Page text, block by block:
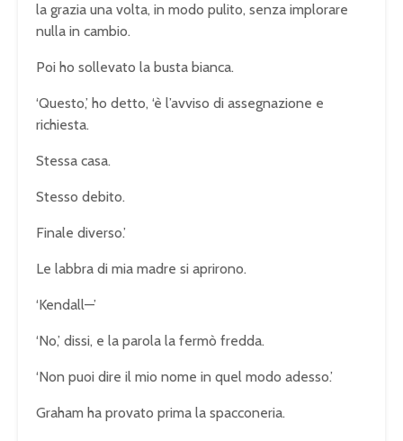
la grazia una volta, in modo pulito, senza implorare
nulla in cambio.
Poi ho sollevato la busta bianca.
‘Questo,’ ho detto, ‘è l’avviso di assegnazione e
richiesta.
Stessa casa.
Stesso debito.
Finale diverso.’
Le labbra di mia madre si aprirono.
‘Kendall—’
‘No,’ dissi, e la parola la fermò fredda.
‘Non puoi dire il mio nome in quel modo adesso.’
Graham ha provato prima la spacconeria.